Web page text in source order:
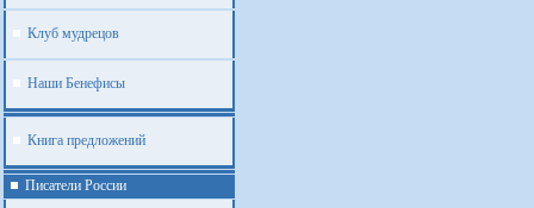
Клуб мудрецов
Наши Бенефисы
Книга предложений
Писатели России